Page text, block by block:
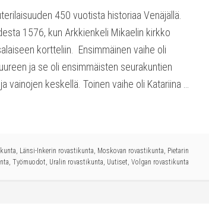
450 vuotista historiaa Venäjällä.
1576, kun Arkkienkeli Mikaelin kirkko
kortteliin. Ensimmäinen vaihe oli
ja se oli ensimmäisten seurakuntien
vainojen keskellä. Toinen vaihe oli Katariina …
, Länsi-Inkerin rovastikunta, Moskovan rovastikunta, Pietarin
, Työmuodot, Uralin rovastikunta, Uutiset, Volgan rovastikunta